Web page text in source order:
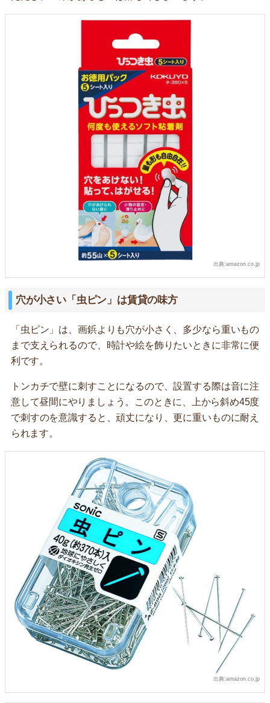
出典:amazon.co.jp
穴が小さい「虫ピン」は賃貸の味方
「虫ピン」は、画鋲よりも穴が小さく、多少なら重いもの
まで支えられるので、時計や絵を飾りたいときに非常に便
利です。
トンカチで壁に刺すことになるので、設置する際は音に注
意して昼間にやりましょう。このときに、上から斜め45度
で刺すのを意識すると、頑丈になり、更に重いものに耐え
られます。
出典:amazon.co.jp